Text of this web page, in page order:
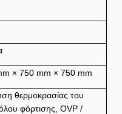
× 750 mm × 750 mm
θερμοκρασίας του
φόρτισης, OVP /